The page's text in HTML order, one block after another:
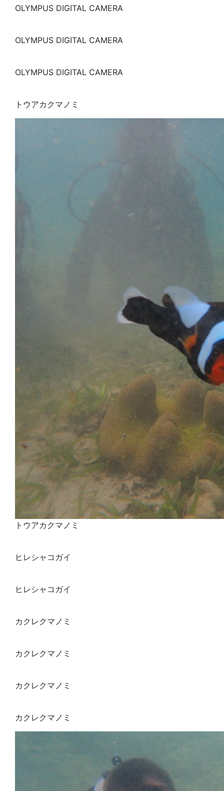
OLYMPUS DIGITAL CAMERA
OLYMPUS DIGITAL CAMERA
OLYMPUS DIGITAL CAMERA
トウアカクマノミ
トウアカクマノミ
ヒレシャコガイ
ヒレシャコガイ
カクレクマノミ
カクレクマノミ
カクレクマノミ
カクレクマノミ